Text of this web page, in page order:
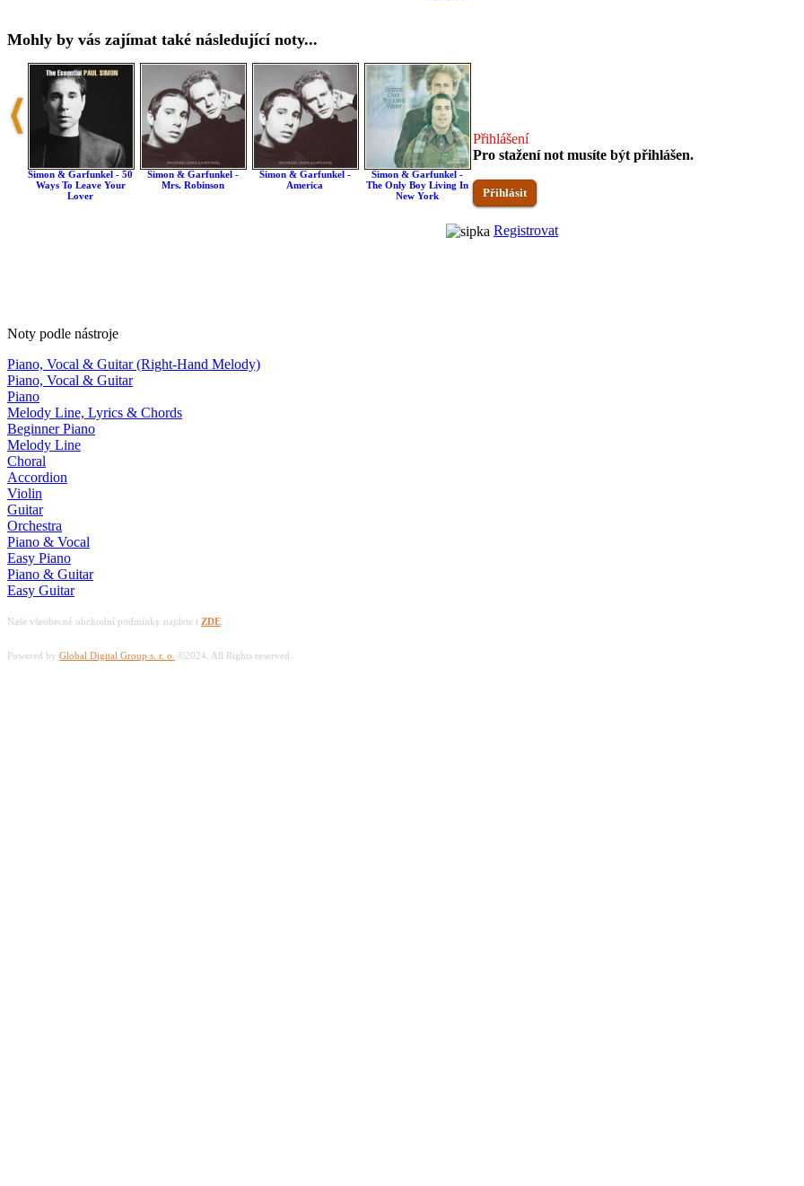
Mohly by vás zajímat také následující noty...
Simon & Garfunkel - 50
Ways To Leave Your
Lover
Simon & Garfunkel -
Mrs. Robinson
Simon & Garfunkel -
America
Simon & Garfunkel -
The Only Boy Living In
New York
Bookends
Přihlášení
Pro stažení not musíte být přihlášen.
Přihlásit
Registrovat
Noty podle nástroje
Piano, Vocal & Guitar (Right-Hand Melody)
Piano, Vocal & Guitar
Piano
Melody Line, Lyrics & Chords
Beginner Piano
Melody Line
Choral
Accordion
Violin
Guitar
Orchestra
Piano & Vocal
Easy Piano
Piano & Guitar
Easy Guitar
Naše všeobecné obchodní podmínky najdete i ZDE
Powered by Global Digital Group s. r. o. ©2024. All Rights reserved.